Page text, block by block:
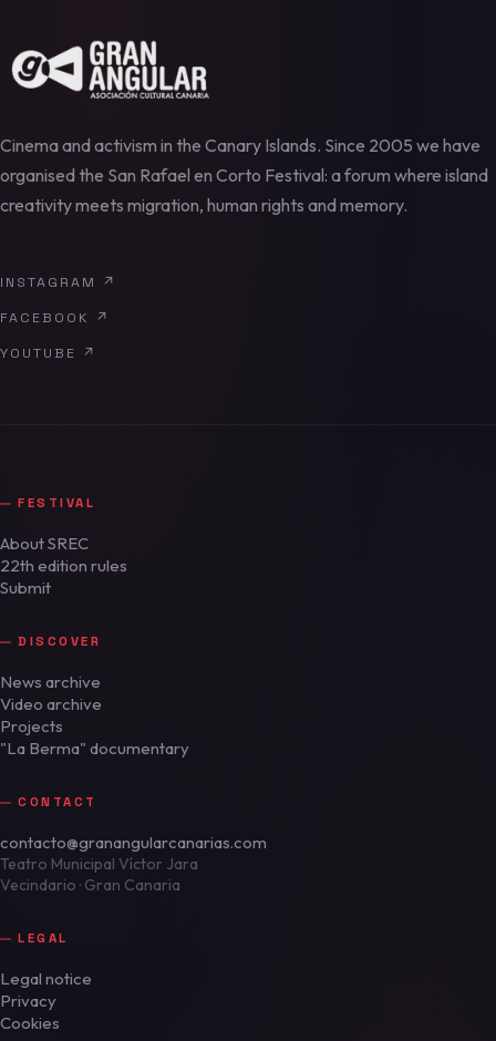
Cinema and activism in the Canary Islands. Since 2005 we have
organised the San Rafael en Corto Festival: a forum where island
creativity meets migration, human rights and memory.
INSTAGRAM
↗
FACEBOOK
↗
YOUTUBE
↗
FESTIVAL
About SREC
22th edition rules
Submit
DISCOVER
News archive
Video archive
Projects
"La Berma" documentary
CONTACT
contacto@granangularcanarias.com
Teatro Municipal Víctor Jara
Vecindario · Gran Canaria
LEGAL
Legal notice
Privacy
Cookies